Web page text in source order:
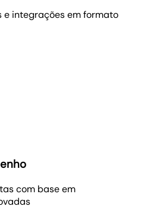
e integrações em formato
com base em